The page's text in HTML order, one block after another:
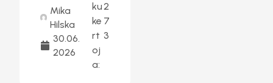
Mika
Hilska
30.06.
2026
ku
ke
rt
oj
a:
2
7
3